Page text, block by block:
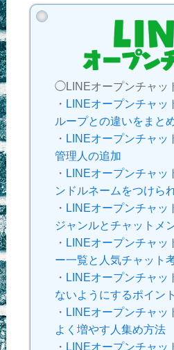
◯LINEオープンチャッ
・ LINEオープンチャッ
ループとの違いをまと
・ LINEオープンチャッ
管理人の追加
・ LINEオープンチャッ
ンドルネームをつけら
・ LINEオープンチャッ
ジャンルとチャットメ
・ LINEオープンチャッ
ー一覧と人気チャット
・ LINEオープンチャッ
ないようにするポイント
・ LINEオープンチャッ
よく増やす人集め方法
・ LINEオープンチャッ